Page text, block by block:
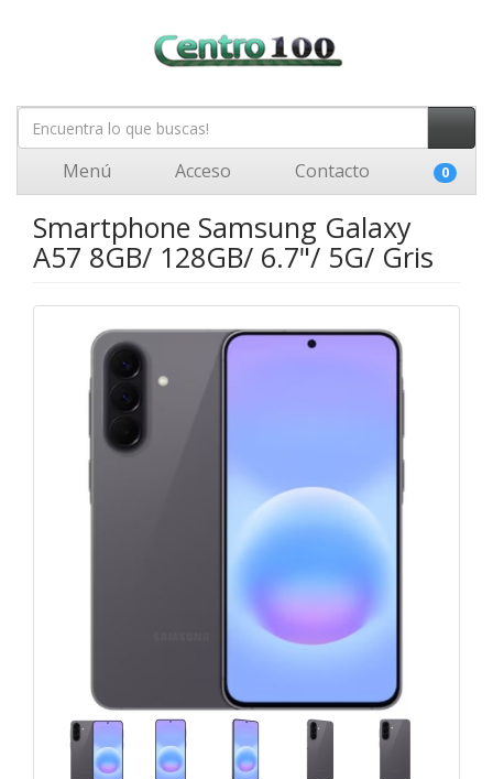
Menú Acceso Contacto 0
Smartphone Samsung Galaxy
A57 8GB/ 128GB/ 6.7"/ 5G/ Gris